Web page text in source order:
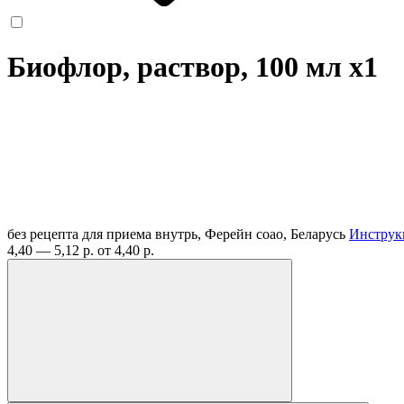
Биофлор, раствор, 100 мл x1
без рецепта для приема внутрь, Ферейн соао, Беларусь
4,40 — 5,12 р. от 4,40 р.